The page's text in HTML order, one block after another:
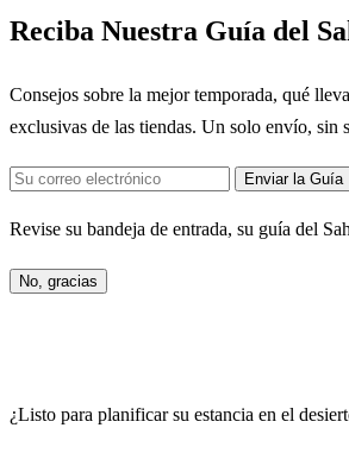
Reciba Nuestra Guía del
Consejos sobre la mejor temporada, qué
exclusivas de las tiendas. Un solo envío, sin
Enviar la Guía
Revise su bandeja de entrada, su guía del
No, gracias
¿Listo para planificar su estancia en el